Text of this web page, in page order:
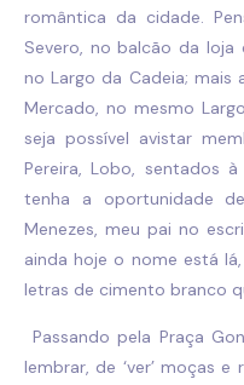
romântica da cidade.
Severo, no balcão da loja
no Largo da Cadeia; mais
Mercado, no mesmo
seja possível avistar
Pereira, Lobo, sentados
tenha a oportunidade
Menezes, meu pai no
ainda hoje o nome está
letras de cimento branco
Passando pela Praça
lembrar, de ‘ver’ moças e